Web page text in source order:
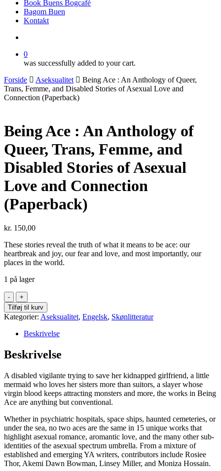
Book Buens Bogcafé
Bagom Buen
Kontakt
0
was successfully added to your cart.
Forside
Aseksualitet
Being Ace : An Anthology of Queer,
Trans, Femme, and Disabled Stories of Asexual Love and
Connection (Paperback)
Being Ace : An Anthology of
Queer, Trans, Femme, and
Disabled Stories of Asexual
Love and Connection
(Paperback)
kr. 150,00
These stories reveal the truth of what it means to be ace: our
heartbreak and joy, our fear and love, and most importantly, our
places in the world.
1 på lager
Being
Ace
:
An
Anthology
Queer,
Trans,
and
Disabled
Stories
of
Love
and
Connection
(Paperback)
antal
Tilføj til kurv
Kategorier: Aseksualitet, Engelsk, Skønlitteratur
Beskrivelse
Beskrivelse
A disabled vigilante trying to save her kidnapped girlfriend, a little
mermaid who loves her sisters more than suitors, a slayer whose
virgin blood keeps attracting monsters and more, the works in Being
Ace are anything but conventional.
Whether in psychiatric hospitals, space ships, haunted cemeteries, or
under the sea, no two aces are the same in 15 unique works that
highlight asexual romance, aromantic love, and the many other sub-
identities of the asexual spectrum umbrella. From a mixture of
established and emerging YA writers, contributors include Rosiee
Thor, Akemi Dawn Bowman, Linsey Miller, and Moniza Hossain.